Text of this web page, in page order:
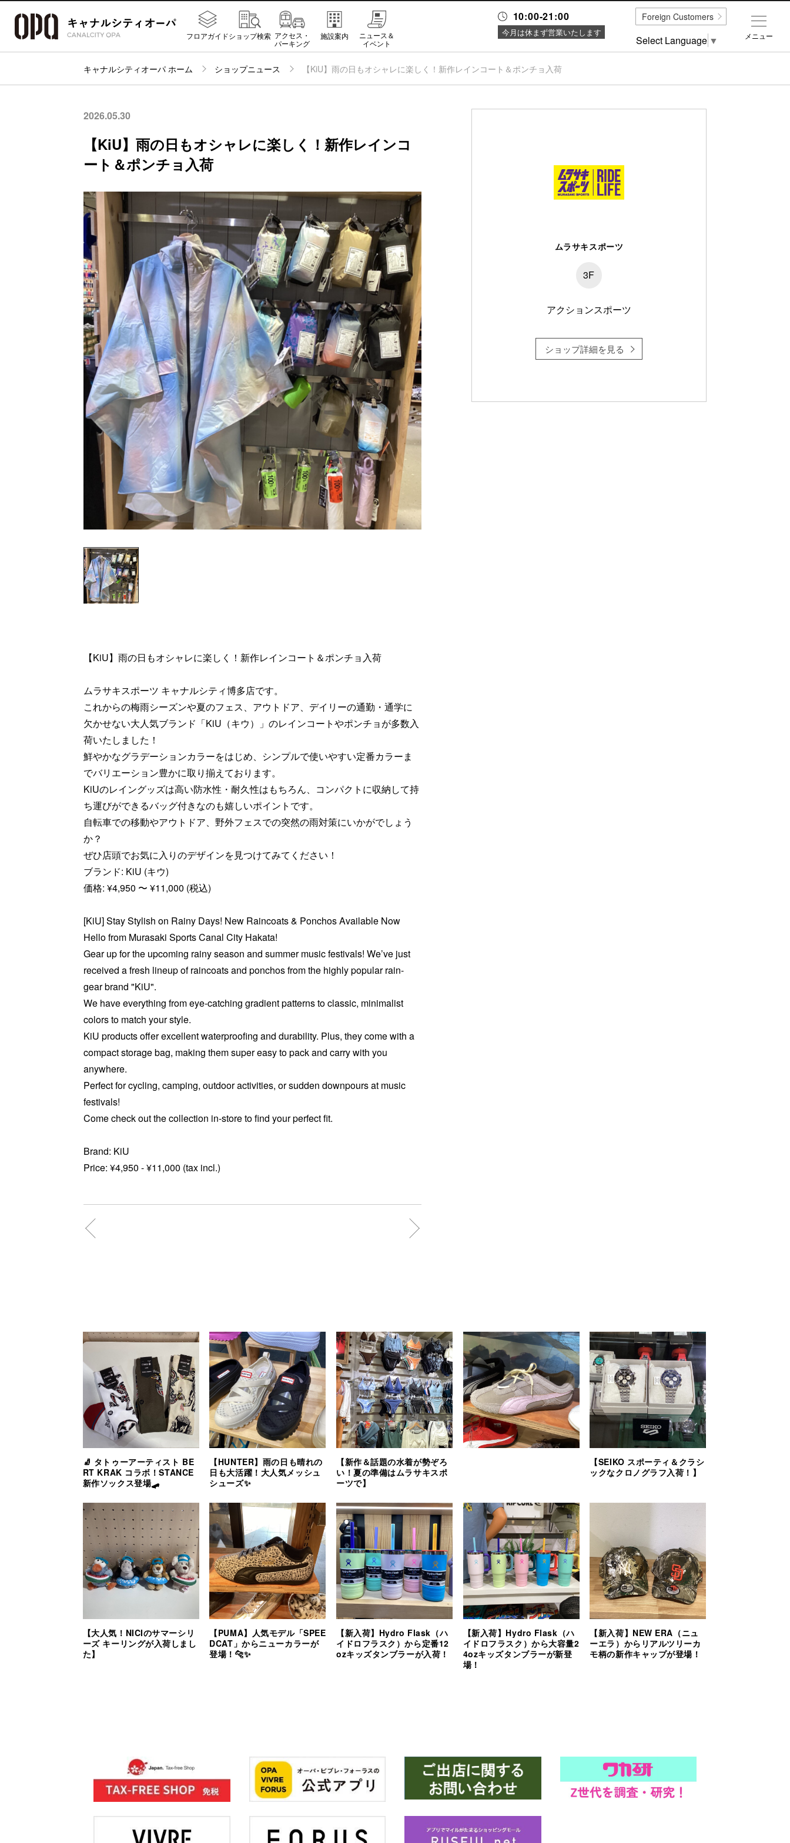
10:00-21:00
今月は休まず営業いたします
フロアガイドショップ検索 アクセス・
パーキング
施設案内
ニュース＆
イベント
キャナルシティオーパ ホーム ショップニュース 【KiU】雨の日もオシャレに楽しく！新作レインコート＆ポンチョ入荷
2026.05.30
【KiU】雨の日もオシャレに楽しく！新作レインコ
ート＆ポンチョ入荷
【KiU】雨の日もオシャレに楽しく！新作レインコート＆ポンチョ入荷
ムラサキスポーツ キャナルシティ博多店です。
これからの梅雨シーズンや夏のフェス、アウトドア、デイリーの通勤・通学に
欠かせない大人気ブランド「KiU（キウ）」のレインコートやポンチョが多数入
荷いたしました！
鮮やかなグラデーションカラーをはじめ、シンプルで使いやすい定番カラーま
でバリエーション豊かに取り揃えております。
KiUのレイングッズは高い防水性・耐久性はもちろん、コンパクトに収納して持
ち運びができるバッグ付きなのも嬉しいポイントです。
自転車での移動やアウトドア、野外フェスでの突然の雨対策にいかがでしょう
か？
ぜひ店頭でお気に入りのデザインを見つけてみてください！
ブランド: KiU (キウ)
価格: ¥4,950 〜 ¥11,000 (税込)
[KiU] Stay Stylish on Rainy Days! New Raincoats & Ponchos Available Now
Hello from Murasaki Sports Canal City Hakata!
Gear up for the upcoming rainy season and summer music festivals! We’ve just
received a fresh lineup of raincoats and ponchos from the highly popular rain-
gear brand "KiU".
We have everything from eye-catching gradient patterns to classic, minimalist
colors to match your style.
KiU products offer excellent waterproofing and durability. Plus, they come with a
compact storage bag, making them super easy to pack and carry with you
anywhere.
Perfect for cycling, camping, outdoor activities, or sudden downpours at music
festivals!
Come check out the collection in-store to find your perfect fit.
Brand: KiU
Price: ¥4,950 - ¥11,000 (tax incl.)
ムラサキスポーツ
3F
アクションスポーツ
ショップ詳細を見る
🧦 タトゥーアーティスト BE
RT KRAK コラボ！STANCE
新作ソックス登場🛹
【HUNTER】雨の日も晴れの
日も大活躍！大人気メッシュ
シューズ✨
【新作＆話題の水着が勢ぞろ
い！夏の準備はムラサキスポ
ーツで】
【SEIKO スポーティ＆クラシ
ックなクロノグラフ入荷！】
【大人気！NICIのサマーシリ
ーズ キーリングが入荷しまし
た】
【PUMA】人気モデル「SPEE
DCAT」からニューカラーが
登場！🐆✨
【新入荷】Hydro Flask（ハ
イドロフラスク）から定番12
ozキッズタンブラーが入荷！
【新入荷】Hydro Flask（ハ
イドロフラスク）から大容量2
4ozキッズタンブラーが新登
場！
【新入荷】NEW ERA（ニュ
ーエラ）からリアルツリーカ
モ柄の新作キャップが登場！
メニュー
Foreign Customers
Select Language ▼